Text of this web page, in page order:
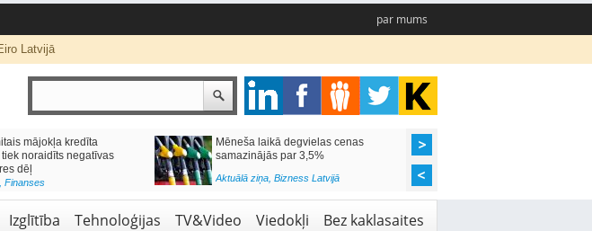
par mums
Latvijā
mājokļa kredīta
noraidīts negatīvas
dēļ
Finanses
Mēneša laikā degvielas cenas
samazinājās par 3,5%
Aktuālā ziņa, Bizness Latvijā
Izglītība Tehnoloģijas TV&Video Viedokļi Bez kaklasaites